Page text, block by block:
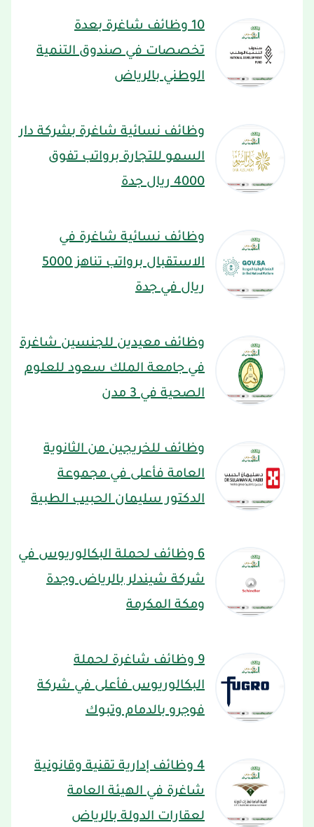
10 وظائف شاغرة بعدة
تخصصات في صندوق التنمية
الوطني بالرياض
وظائف نسائية شاغرة بشركة دار
السمو للتجارة برواتب تفوق
4000 ريال جدة
وظائف نسائية شاغرة في
الاستقبال برواتب تناهز 5000
ريال في جدة
وظائف معيدين للجنسين شاغرة
في جامعة الملك سعود للعلوم
الصحية في 3 مدن
وظائف للخريجين من الثانوية
العامة فأعلى في مجموعة
الدكتور سليمان الحبيب الطبية
6 وظائف لحملة البكالوريوس في
شركة شيندلر بالرياض وجدة
ومكة المكرمة
9 وظائف شاغرة لحملة
البكالوريوس فأعلى في شركة
فوجرو بالدمام وتبوك
4 وظائف إدارية تقنية وقانونية
شاغرة في الهيئة العامة
لعقارات الدولة بالرياض